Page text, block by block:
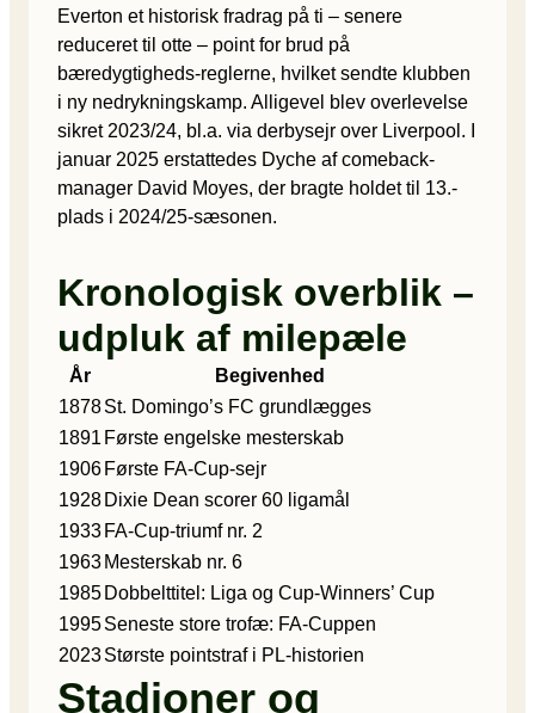
Everton et historisk fradrag på ti – senere
reduceret til otte – point for brud på
bæredygtigheds-reglerne, hvilket sendte klubben
i ny nedrykningskamp. Alligevel blev overlevelse
sikret 2023/24, bl.a. via derbysejr over Liverpool. I
januar 2025 erstattedes Dyche af comeback-
manager David Moyes, der bragte holdet til 13.-
plads i 2024/25-sæsonen.
Kronologisk overblik –
udpluk af milepæle
År
Begivenhed
1878St. Domingo’s FC grundlægges
1891 Første engelske mesterskab
1906 Første FA-Cup-sejr
1928 Dixie Dean scorer 60 ligamål
1933 FA-Cup-triumf nr. 2
1963 Mesterskab nr. 6
1985 Dobbelttitel: Liga og Cup-Winners’ Cup
1995Seneste store trofæ: FA-Cuppen
2023Største pointstraf i PL-historien
Stadioner og